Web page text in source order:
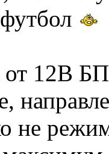
12В
не